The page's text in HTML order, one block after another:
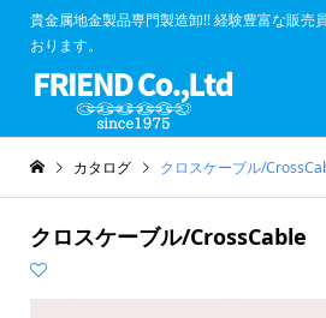
貴金属地金製品専門製造卸!! 経験豊富な販売
おります。
カタログ クロスケーブル/
クロスケーブル/CrossCable